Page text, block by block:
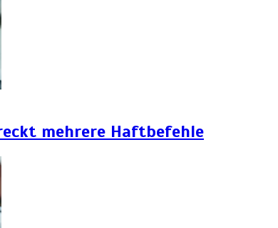
mehrere Haftbefehle